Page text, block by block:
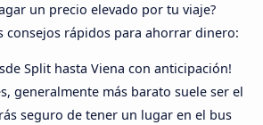
un precio elevado por tu viaje?
consejos rápidos para ahorrar dinero:
Split hasta Viena con anticipación!
generalmente más barato suele ser el
seguro de tener un lugar en el bus